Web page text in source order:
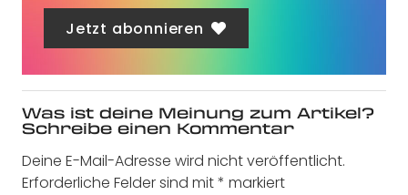
Jetzt abonnieren
Was ist deine Meinung zum Artikel?
Schreibe einen Kommentar
Deine E-Mail-Adresse wird nicht veröffentlicht.
Erforderliche Felder sind mit* markiert